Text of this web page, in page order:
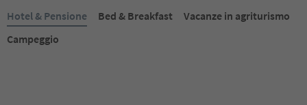
Hotel & Pensione Bed & Breakfast
Vacanze in agriturismo
Campeggio